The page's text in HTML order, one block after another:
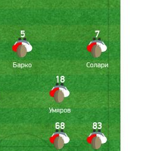
68 83
18
Умяров
5
Барко
7
Солари